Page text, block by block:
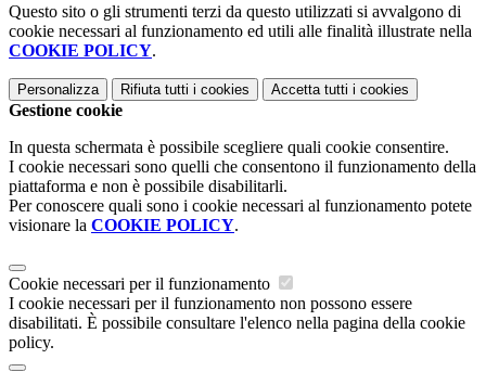
Questo sito o gli strumenti terzi da questo utilizzati si avvalgono di
cookie necessari al funzionamento ed utili alle finalità illustrate nella
COOKIE POLICY.
Personalizza Rifiuta tutti i cookies Accetta tutti i cookies
Gestione cookie
In questa schermata è possibile scegliere quali cookie consentire.
I cookie necessari sono quelli che consentono il funzionamento della
piattaforma e non è possibile disabilitarli.
Per conoscere quali sono i cookie necessari al funzionamento potete
visionare la COOKIE POLICY.
Cookie necessari per il funzionamento
I cookie necessari per il funzionamento non possono essere
disabilitati. È possibile consultare l'elenco nella pagina della cookie
policy.